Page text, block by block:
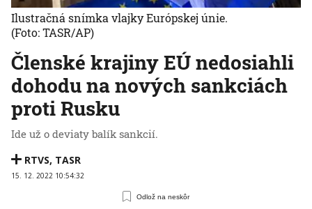
Členské krajiny EÚ nedosiahli
dohodu na nových sankciách
proti Rusku
Ide už o deviaty balík sankcií.
RTVS, TASR
15. 12. 2022 10:54:32
Odlož na neskôr
Ilustračná snímka vlajky Európskej únie.
(Foto: TASR/AP)